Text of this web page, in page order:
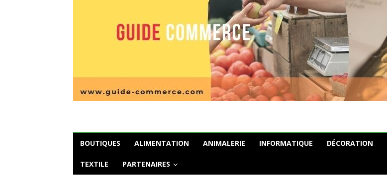
BOUTIQUES ALIMENTATION ANIMALERIE INFORMATIQUE DÉCORATION
TEXTILE PARTENAIRES